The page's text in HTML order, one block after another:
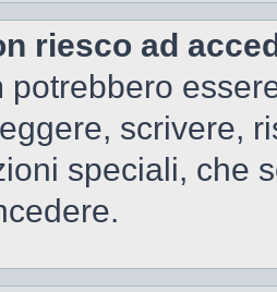
riesco ad
potrebbero
scrivere,
speciali, che